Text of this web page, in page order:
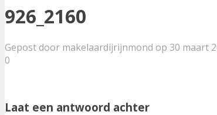
926_2160
Gepost door makelaardijrijnmond op 30 maart
0
Laat een antwoord achter